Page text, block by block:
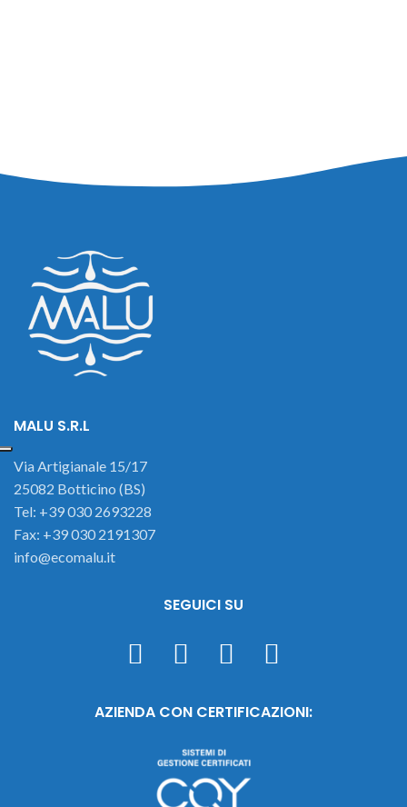
MALU S.R.L
Via Artigianale 15/17
25082 Botticino (BS)
Tel: +39 030 2693228
Fax: +39 030 2191307
info@ecomalu.it
SEGUICI SU
AZIENDA CON CERTIFICAZIONI: